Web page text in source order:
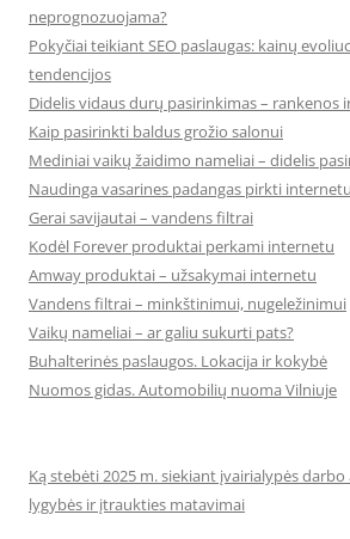
neprognozuojama?
Pokyčiai teikiant SEO paslaugas: kainų
tendencijos
Didelis vidaus durų pasirinkimas – rankenos
Kaip pasirinkti baldus grožio salonui
Mediniai vaikų žaidimo nameliai – didelis
Naudinga vasarines padangas pirkti internetu
Gerai savijautai – vandens filtrai
Kodėl Forever produktai perkami internetu
Amway produktai – užsakymai internetu
Vandens filtrai – minkštinimui, nugeležinimui
Vaikų nameliai – ar galiu sukurti pats?
Buhalterinės paslaugos. Lokacija ir kokybė
Nuomos gidas. Automobilių nuoma Vilniuje
Ką stebėti 2025 m. siekiant įvairialypės
lygybės ir įtraukties matavimai